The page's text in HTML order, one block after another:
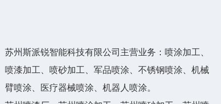
苏州斯派锐智能科技有限公司主营业务：喷涂加工、
喷漆加工、喷砂加工、军品喷涂、不锈钢喷涂、机械
臂喷涂、医疗器械喷涂、机器人喷涂。